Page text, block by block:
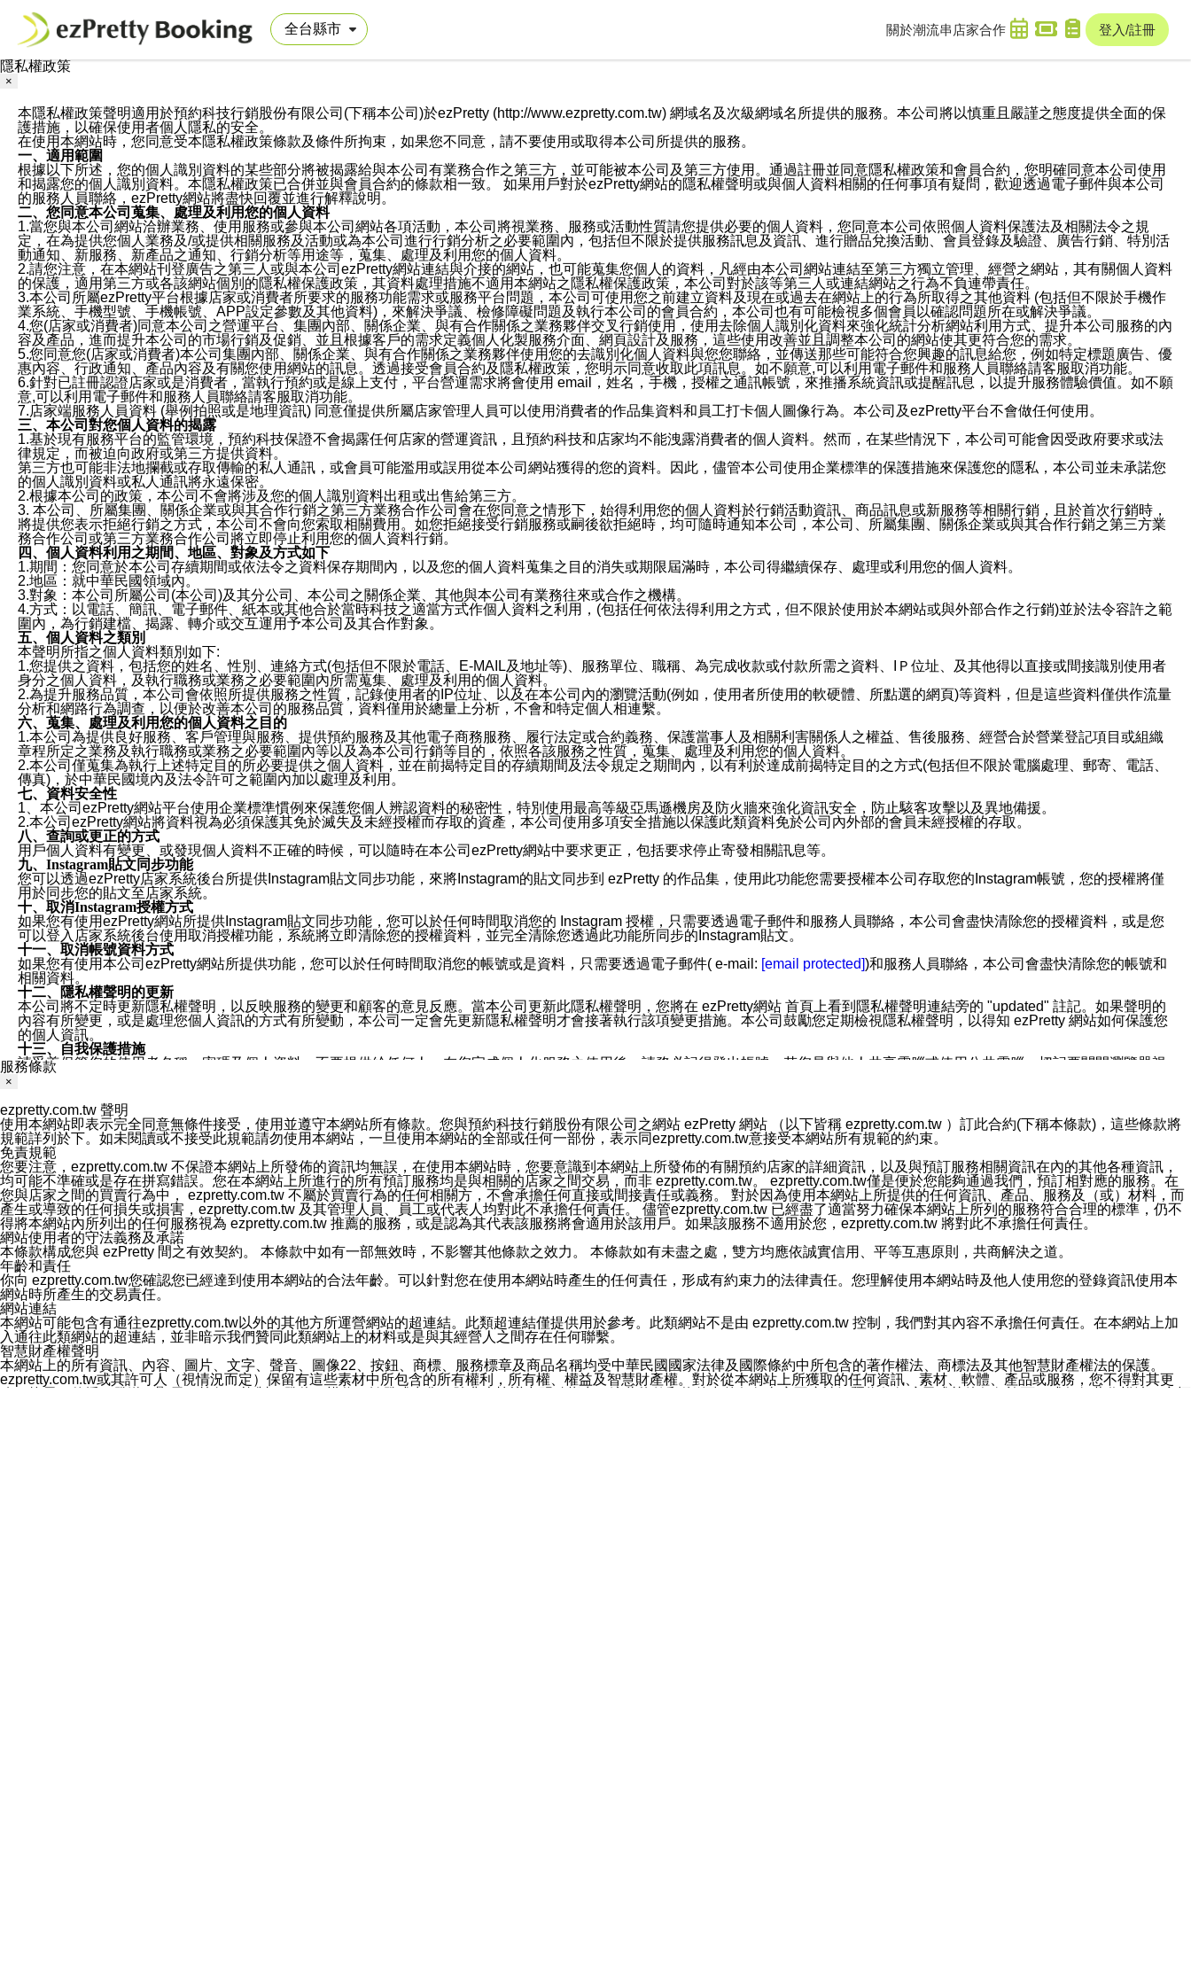
關於潮流串 店家合作 登入/註冊
隱私權政策
×
本隱私權政策聲明適用於預約科技行銷股份有限公司(下稱本公司)於ezPretty (http://www.ezpretty.com.tw) 網域名及次級網域名所提供的服務。本公司將以慎重且嚴謹之態度提供全面的保
護措施，以確保使用者個人隱私的安全。
在使用本網站時，您同意受本隱私權政策條款及條件所拘束，如果您不同意，請不要使用或取得本公司所提供的服務。
一、適用範圍
根據以下所述，您的個人識別資料的某些部分將被揭露給與本公司有業務合作之第三方，並可能被本公司及第三方使用。通過註冊並同意隱私權政策和會員合約，您明確同意本公司使用
和揭露您的個人識別資料。本隱私權政策已合併並與會員合約的條款相一致。 如果用戶對於ezPretty網站的隱私權聲明或與個人資料相關的任何事項有疑問，歡迎透過電子郵件與本公司
的服務人員聯絡，ezPretty網站將盡快回覆並進行解釋說明。
二、您同意本公司蒐集、處理及利用您的個人資料
1.當您與本公司網站洽辦業務、使用服務或參與本公司網站各項活動，本公司將視業務、服務或活動性質請您提供必要的個人資料，您同意本公司依照個人資料保護法及相關法令之規
定，在為提供您個人業務及/或提供相關服務及活動或為本公司進行行銷分析之必要範圍內，包括但不限於提供服務訊息及資訊、進行贈品兌換活動、會員登錄及驗證、廣告行銷、特別活
動通知、新服務、新產品之通知、行銷分析等用途等，蒐集、處理及利用您的個人資料。
2.請您注意，在本網站刊登廣告之第三人或與本公司ezPretty網站連結與介接的網站，也可能蒐集您個人的資料，凡經由本公司網站連結至第三方獨立管理、經營之網站，其有關個人資料
的保護，適用第三方或各該網站個別的隱私權保護政策，其資料處理措施不適用本網站之隱私權保護政策，本公司對於該等第三人或連結網站之行為不負連帶責任。
3.本公司所屬ezPretty平台根據店家或消費者所要求的服務功能需求或服務平台問題，本公司可使用您之前建立資料及現在或過去在網站上的行為所取得之其他資料 (包括但不限於手機作
業系統、手機型號、手機帳號、APP設定參數及其他資料)，來解決爭議、檢修障礙問題及執行本公司的會員合約，本公司也有可能檢視多個會員以確認問題所在或解決爭議。
4.您(店家或消費者)同意本公司之營運平台、集團內部、關係企業、與有合作關係之業務夥伴交叉行銷使用，使用去除個人識別化資料來強化統計分析網站利用方式、提升本公司服務的內
容及產品，進而提升本公司的市場行銷及促銷、並且根據客戶的需求定義個人化製服務介面、網頁設計及服務，這些使用改善並且調整本公司的網站使其更符合您的需求。
5.您同意您(店家或消費者)本公司集團內部、關係企業、與有合作關係之業務夥伴使用您的去識別化個人資料與您您聯絡，並傳送那些可能符合您興趣的訊息給您，例如特定標題廣告、優
惠內容、行政通知、產品內容及有關您使用網站的訊息。透過接受會員合約及隱私權政策，您明示同意收取此項訊息。如不願意,可以利用電子郵件和服務人員聯絡請客服取消功能。
6.針對已註冊認證店家或是消費者，當執行預約或是線上支付，平台營運需求將會使用 email，姓名，手機，授權之通訊帳號，來推播系統資訊或提醒訊息，以提升服務體驗價值。如不願
意,可以利用電子郵件和服務人員聯絡請客服取消功能。
7.店家端服務人員資料 (舉例拍照或是地理資訊) 同意僅提供所屬店家管理人員可以使用消費者的作品集資料和員工打卡個人圖像行為。本公司及ezPretty平台不會做任何使用。
三、本公司對您個人資料的揭露
1.基於現有服務平台的監管環境，預約科技保證不會揭露任何店家的營運資訊，且預約科技和店家均不能洩露消費者的個人資料。然而，在某些情況下，本公司可能會因受政府要求或法
律規定，而被迫向政府或第三方提供資料。
第三方也可能非法地攔截或存取傳輸的私人通訊，或會員可能濫用或誤用從本公司網站獲得的您的資料。因此，儘管本公司使用企業標準的保護措施來保護您的隱私，本公司並未承諾您
的個人識別資料或私人通訊將永遠保密。
2.根據本公司的政策，本公司不會將涉及您的個人識別資料出租或出售給第三方。
3. 本公司、所屬集團、關係企業或與其合作行銷之第三方業務合作公司會在您同意之情形下，始得利用您的個人資料於行銷活動資訊、商品訊息或新服務等相關行銷，且於首次行銷時，
將提供您表示拒絕行銷之方式，本公司不會向您索取相關費用。如您拒絕接受行銷服務或嗣後欲拒絕時，均可隨時通知本公司，本公司、所屬集團、關係企業或與其合作行銷之第三方業
務合作公司或第三方業務合作公司將立即停止利用您的個人資料行銷。
四、個人資料利用之期間、地區、對象及方式如下
1.期間：您同意於本公司存續期間或依法令之資料保存期間內，以及您的個人資料蒐集之目的消失或期限屆滿時，本公司得繼續保存、處理或利用您的個人資料。
2.地區：就中華民國領域內。
3.對象：本公司所屬公司(本公司)及其分公司、本公司之關係企業、其他與本公司有業務往來或合作之機構。
4.方式：以電話、簡訊、電子郵件、紙本或其他合於當時科技之適當方式作個人資料之利用，(包括任何依法得利用之方式，但不限於使用於本網站或與外部合作之行銷)並於法令容許之範
圍內，為行銷建檔、揭露、轉介或交互運用予本公司及其合作對象。
五、個人資料之類別
本聲明所指之個人資料類別如下:
1.您提供之資料，包括您的姓名、性別、連絡方式(包括但不限於電話、E-MAIL及地址等)、服務單位、職稱、為完成收款或付款所需之資料、IＰ位址、及其他得以直接或間接識別使用者
身分之個人資料，及執行職務或業務之必要範圍內所需蒐集、處理及利用的個人資料。
2.為提升服務品質，本公司會依照所提供服務之性質，記錄使用者的IP位址、以及在本公司內的瀏覽活動(例如，使用者所使用的軟硬體、所點選的網頁)等資料，但是這些資料僅供作流量
分析和網路行為調查，以便於改善本公司的服務品質，資料僅用於總量上分析，不會和特定個人相連繫。
六、蒐集、處理及利用您的個人資料之目的
1.本公司為提供良好服務、客戶管理與服務、提供預約服務及其他電子商務服務、履行法定或合約義務、保護當事人及相關利害關係人之權益、售後服務、經營合於營業登記項目或組織
章程所定之業務及執行職務或業務之必要範圍內等以及為本公司行銷等目的，依照各該服務之性質，蒐集、處理及利用您的個人資料。
2.本公司僅蒐集為執行上述特定目的所必要提供之個人資料，並在前揭特定目的存續期間及法令規定之期間內，以有利於達成前揭特定目的之方式(包括但不限於電腦處理、郵寄、電話、
傳真)，於中華民國境內及法令許可之範圍內加以處理及利用。
七、資料安全性
1、本公司ezPretty網站平台使用企業標準慣例來保護您個人辨認資料的秘密性，特別使用最高等級亞馬遜機房及防火牆來強化資訊安全，防止駭客攻擊以及異地備援。
2.本公司ezPretty網站將資料視為必須保護其免於滅失及未經授權而存取的資產，本公司使用多項安全措施以保護此類資料免於公司內外部的會員未經授權的存取。
八、查詢或更正的方式
用戶個人資料有變更、或發現個人資料不正確的時候，可以隨時在本公司ezPretty網站中要求更正，包括要求停止寄發相關訊息等。
九、Instagram貼文同步功能
您可以透過ezPretty店家系統後台所提供Instagram貼文同步功能，來將Instagram的貼文同步到 ezPretty 的作品集，使用此功能您需要授權本公司存取您的Instagram帳號，您的授權將僅
用於同步您的貼文至店家系統。
十、取消Instagram授權方式
如果您有使用ezPretty網站所提供Instagram貼文同步功能，您可以於任何時間取消您的 Instagram 授權，只需要透過電子郵件和服務人員聯絡，本公司會盡快清除您的授權資料，或是您
可以登入店家系統後台使用取消授權功能，系統將立即清除您的授權資料，並完全清除您透過此功能所同步的Instagram貼文。
十一、取消帳號資料方式
如果您有使用本公司ezPretty網站所提供功能，您可以於任何時間取消您的帳號或是資料，只需要透過電子郵件( e-mail: [email protected])和服務人員聯絡，本公司會盡快清除您的帳號和
相關資料。
十二、隱私權聲明的更新
本公司將不定時更新隱私權聲明，以反映服務的變更和顧客的意見反應。當本公司更新此隱私權聲明，您將在 ezPretty網站 首頁上看到隱私權聲明連結旁的 "updated" 註記。如果聲明的
內容有所變更，或是處理您個人資訊的方式有所變動，本公司一定會先更新隱私權聲明才會接著執行該項變更措施。本公司鼓勵您定期檢視隱私權聲明，以得知 ezPretty 網站如何保護您
的個人資訊。
十三、自我保護措施
請妥善保管您的使用者名稱、密碼及個人資料，不要提供給任何人。在您完成個人化服務之使用後，請務必記得登出帳號。若您是與他人共享電腦或使用公共電腦，切記要關閉瀏覽器視
窗，以防止他人讀取您的個人資料、信件或進入所機關管理區。
您同意本公司網站，透過您所提供的郵件地址與您取得聯絡並傳送或宣傳本網站各項服務之資料或電子郵件供您參考。您能依照該資料或電子郵件所指示之方法、說明或功能連結，隨時
停止接收這些資料或電子郵件。
十五、訊息通知
本公司/本服務將以通知型訊息傳送重要訊息給您。即使未加入本公司/本服務好友，您仍可接收到通知型訊息。
本公司/本服務傳送之通知型訊息以對您有效且重要的訊息為限，以廣告或其他目的的訊息皆不會被傳送。滿足以下三個條件者，將可收到通知型訊息。
1.LINE 帳號設定的電話號碼與本公司/本服務所傳來的電話號碼比對相符。
2.該 LINE 帳號已在 LINE APP 設定中，同意接收通知型訊息。
3.LINE 帳號未封鎖傳送訊息之 LINE 官方帳號。
欲變更通知型訊息的設定，操作如下：
1.點選「主頁」＞「設定」
2.點選「隱私設定」
3.點選「提供使用資料」
4.點選「LINE通知型訊息」
5.開關「接收LINE通知型訊息」
❗️關閉「接收通知型訊息」後，將不會接收到來自任何企業官方帳號或認證官方帳號的通知型訊息。
服務條款
×
ezpretty.com.tw 聲明
使用本網站即表示完全同意無條件接受，使用並遵守本網站所有條款。您與預約科技行銷股份有限公司之網站 ezPretty 網站 （以下皆稱 ezpretty.com.tw ）訂此合約(下稱本條款)，這些條款將
規範詳列於下。如未閱讀或不接受此規範請勿使用本網站，一旦使用本網站的全部或任何一部份，表示同ezpretty.com.tw意接受本網站所有規範的約束。
免責規範
您要注意，ezpretty.com.tw 不保證本網站上所發佈的資訊均無誤，在使用本網站時，您要意識到本網站上所發佈的有關預約店家的詳細資訊，以及與預訂服務相關資訊在內的其他各種資訊，
均可能不準確或是存在拼寫錯誤。您在本網站上所進行的所有預訂服務均是與相關的店家之間交易，而非 ezpretty.com.tw。 ezpretty.com.tw僅是便於您能夠通過我們，預訂相對應的服務。在
您與店家之間的買賣行為中， ezpretty.com.tw 不屬於買賣行為的任何相關方，不會承擔任何直接或間接責任或義務。 對於因為使用本網站上所提供的任何資訊、產品、服務及（或）材料，而
產生或導致的任何損失或損害，ezpretty.com.tw 及其管理人員、員工或代表人均對此不承擔任何責任。 儘管ezpretty.com.tw 已經盡了適當努力確保本網站上所列的服務符合合理的標準，仍不
得將本網站內所列出的任何服務視為 ezpretty.com.tw 推薦的服務，或是認為其代表該服務將會適用於該用戶。如果該服務不適用於您，ezpretty.com.tw 將對此不承擔任何責任。
網站使用者的守法義務及承諾
本條款構成您與 ezPretty 間之有效契約。 本條款中如有一部無效時，不影響其他條款之效力。 本條款如有未盡之處，雙方均應依誠實信用、平等互惠原則，共商解決之道。
年齡和責任
你向 ezpretty.com.tw您確認您已經達到使用本網站的合法年齡。可以針對您在使用本網站時產生的任何責任，形成有約束力的法律責任。您理解使用本網站時及他人使用您的登錄資訊使用本
網站時所產生的交易責任。
網站連結
本網站可能包含有通往ezpretty.com.tw以外的其他方所運營網站的超連結。此類超連結僅提供用於參考。此類網站不是由 ezpretty.com.tw 控制，我們對其內容不承擔任何責任。在本網站上加
入通往此類網站的超連結，並非暗示我們贊同此類網站上的材料或是與其經營人之間存在任何聯繫。
智慧財產權聲明
本網站上的所有資訊、內容、圖片、文字、聲音、圖像22、按鈕、商標、服務標章及商品名稱均受中華民國國家法律及國際條約中所包含的著作權法、商標法及其他智慧財產權法的保護。
ezpretty.com.tw或其許可人（視情況而定）保留有這些素材中所包含的所有權利，所有權、權益及智慧財產權。對於從本網站上所獲取的任何資訊、素材、軟體、產品或服務，您不得對其更